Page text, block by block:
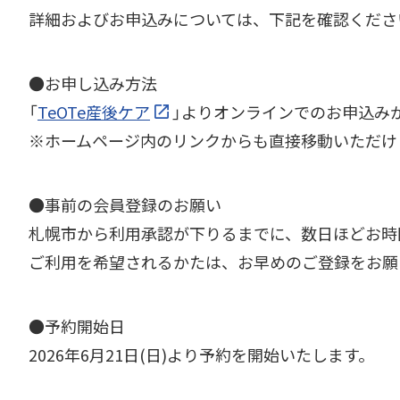
詳細およびお申込みについては、下記を確認くだ
●お申し込み方法
「TeOTe産後ケア
」よりオンラインでのお申込み
※ホームページ内のリンクからも直接移動いただ
●事前の会員登録のお願い
札幌市から利用承認が下りるまでに、数日ほどお
ご利用を希望されるかたは、お早めのご登録をお
●予約開始日
2026年6月21日(日)より予約を開始いたします。